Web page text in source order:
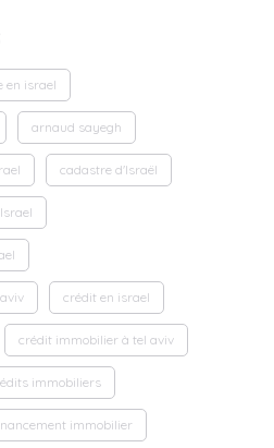
en israel
arnaud sayegh
cadastre d'Israël
crédit en israel
crédit immobilier à tel aviv
immobiliers
immobilier